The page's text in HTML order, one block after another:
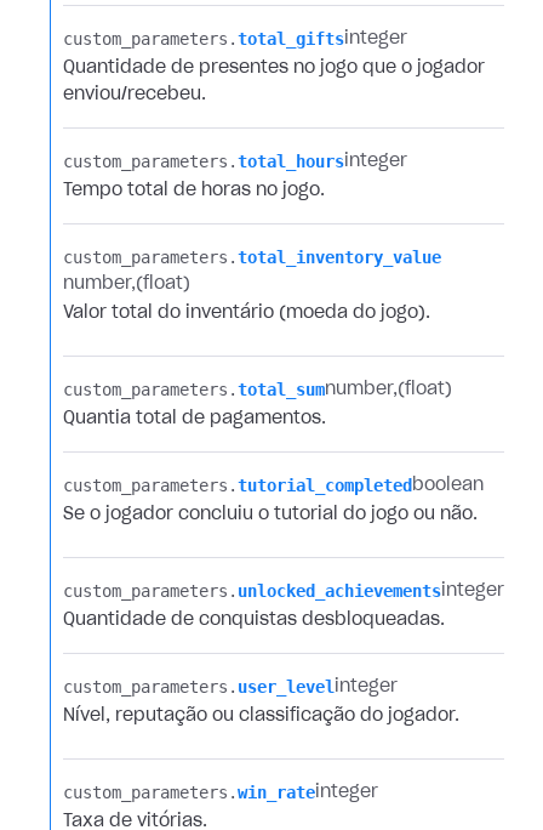
custom_parameters.​total_gifts integer
Quantidade de presentes no jogo que o jogador
enviou/recebeu.
custom_parameters.​total_hours integer
Tempo total de horas no jogo.
custom_parameters.​total_inventory_value
number (float)
Valor total do inventário (moeda do jogo).
custom_parameters.​total_sumnumber (float)
Quantia total de pagamentos.
custom_parameters.​tutorial_completed boolean
Se o jogador concluiu o tutorial do jogo ou não.
custom_parameters.​ unlocked_achievements integer
Quantidade de conquistas desbloqueadas.
custom_parameters.​ user_level integer
Nível, reputação ou classificação do jogador.
custom_parameters.​win_rate integer
Taxa de vitórias.